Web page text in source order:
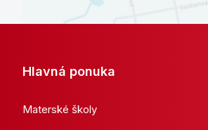
Hlavná ponuka
Materské školy